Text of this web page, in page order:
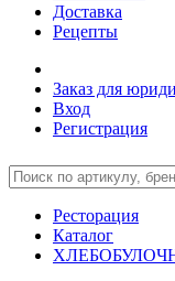
Доставка
Рецепты
Заказ для
Вход
Регистрация
Ресторация
Каталог